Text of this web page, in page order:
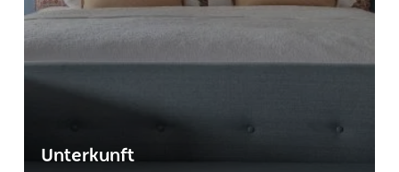
Unterkunft